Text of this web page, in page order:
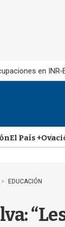
en INR
El País +
EDUCACIÓN